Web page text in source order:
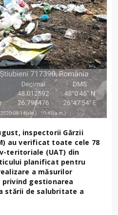
inspectorii Gărzii
au verificat toate cele 78
teritoriale (UAT) din
planificat pentru
a măsurilor
gestionarea
stării de salubritate a